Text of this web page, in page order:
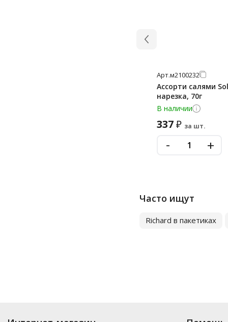
Арт.м2100232
Ассорти салями
нарезка, 70г
В наличии
337₽ за шт.
- +
Часто ищут
Richard в пакетиках
Купить . В ассортименте интернет-